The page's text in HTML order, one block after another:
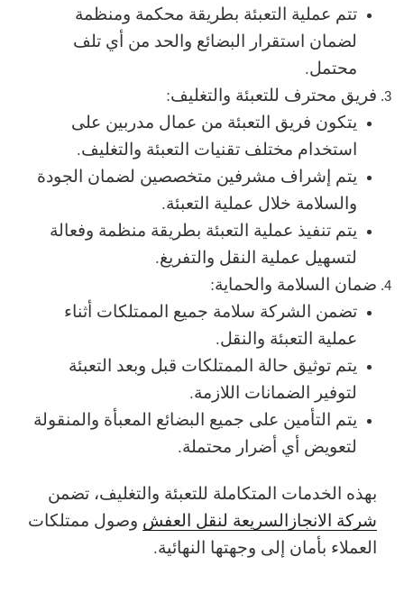
تتم عملية التعبئة بطريقة محكمة ومنظمة
لضمان استقرار البضائع والحد من أي تلف
محتمل.
فريق محترف للتعبئة والتغليف:
يتكون فريق التعبئة من عمال مدربين على
استخدام مختلف تقنيات التعبئة والتغليف.
يتم إشراف مشرفين متخصصين لضمان الجودة
والسلامة خلال عملية التعبئة.
يتم تنفيذ عملية التعبئة بطريقة منظمة وفعالة
لتسهيل عملية النقل والتفريغ.
ضمان السلامة والحماية:
تضمن الشركة سلامة جميع الممتلكات أثناء
عملية التعبئة والنقل.
يتم توثيق حالة الممتلكات قبل وبعد التعبئة
لتوفير الضمانات اللازمة.
يتم التأمين على جميع البضائع المعبأة والمنقولة
لتعويض أي أضرار محتملة.
بهذه الخدمات المتكاملة للتعبئة والتغليف، تضمن
شركة الانجازالسريعة لنقل العفش وصول ممتلكات
العملاء بأمان إلى وجهتها النهائية.